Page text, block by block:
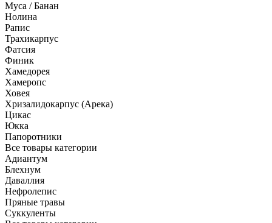
Муса / Банан
Нолина
Рапис
Трахикарпус
Фатсия
Финик
Хамедорея
Хамеропс
Ховея
Хризалидокарпус (Арека)
Цикас
Юкка
Папоротники
Все товары категории
Адиантум
Блехнум
Даваллия
Нефролепис
Пряные травы
Суккуленты